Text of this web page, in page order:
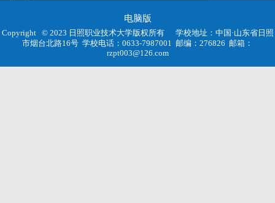
电脑版
Copyright © 2023 日照职业技术大学版权所有
学校地址：中国·山东省日照
市烟台北路16号 学校电话：0633-7987001 邮编：276826 邮箱：
rzpt003@126.com